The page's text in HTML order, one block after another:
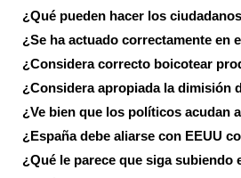
¿Qué pueden hacer los
¿Se ha actuado correctamente en
¿Considera correcto boicotear
¿Considera apropiada la dimisión
¿Ve bien que los políticos acudan
¿España debe aliarse con EEUU
¿Qué le parece que siga subiendo